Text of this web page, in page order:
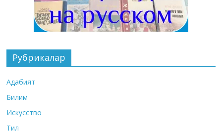
Рубрикалар
Адабият
Билим
Искусство
Тил